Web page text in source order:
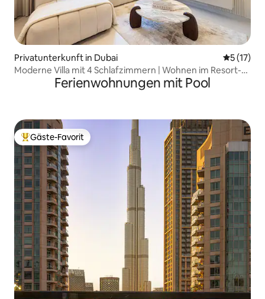
Privatunterkunft in Dubai
5 (17)
Moderne Villa mit 4 Schlafzimmern | Wohnen im Resort-
Ferienwohnungen mit Pool
Beliebter Gäste-Favorit.
Gäste-Favorit